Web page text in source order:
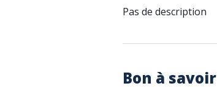
Pas de description
Bon à savoir